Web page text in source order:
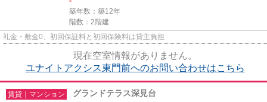
築年数：築12年
階数：2階建
礼金・敷金0、初回保証料と初回保険料は貸主負担
現在空室情報がありません。
ユナイトアクシス東門前へのお問い合わせはこちら
賃貸｜マンション グランドテラス深見台